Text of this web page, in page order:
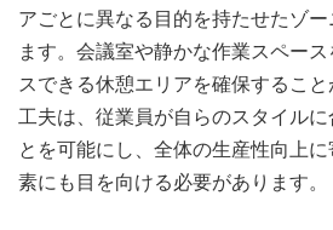
アごとに異なる目的を持たせたゾ
ます。会議室や静かな作業スペー
スできる休憩エリアを確保するこ
工夫は、従業員が自らのスタイル
とを可能にし、全体の生産性向上
素にも目を向ける必要があります。